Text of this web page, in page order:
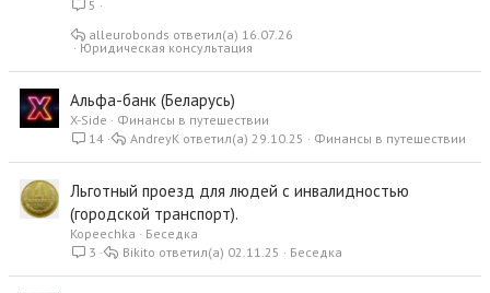
5
Юридическая консультация
16.07.26
alleurobonds
Альфа-банк (Беларусь)
X-Side
Финансы в путешествии
14
Финансы в путешествии
29.10.25
AndreyK
Льготный проезд для людей с инвалидностью
(городской транспорт).
Kopeechka
Беседка
3
Беседка
02.11.25
Bikito